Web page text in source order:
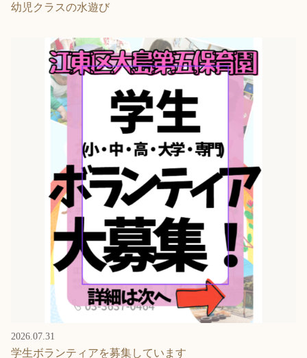
幼児クラスの水遊び
2026.07.31
学生ボランティアを募集しています